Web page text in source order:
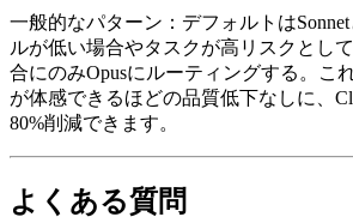
一般的なパターン：デフォルトは
ルが低い場合やタスクが高リスクとし
合にのみOpusにルーティングする。こ
が体感できるほどの品質低下なしに、
80%削減できます。
よくある質問